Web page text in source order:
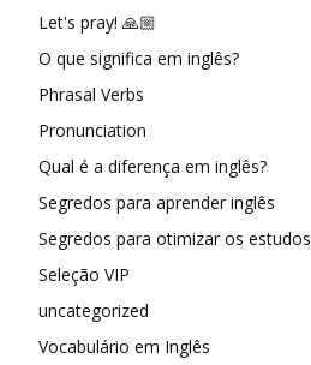
Let's pray! 🙏🏼
O que significa em inglês?
Phrasal Verbs
Pronunciation
Qual é a diferença em inglês?
Segredos para aprender inglês
Segredos para otimizar os estudos
Seleção VIP
uncategorized
Vocabulário em Inglês